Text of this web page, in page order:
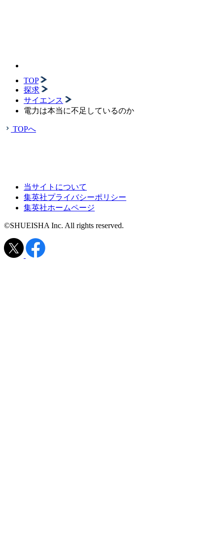
TOP
探求
サイエンス
電力は本当に不足しているのか
TOPへ
当サイトについて
集英社プライバシーポリシー
集英社ホームページ
©SHUEISHA Inc. All rights reserved.